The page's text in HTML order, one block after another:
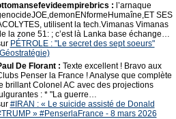
: l’arnaque
SES
utilisent la tech.Vimanas Vimanas
la zone 51: ; c’est là Lanka base échange…
PÉTROLE : "Le secret des sept soeurs"
De Florant : Texte excellent ! Bravo aux
Penser la France ! Analyse que complète
brillant Colonel AC avec des projections
: * "La guerre…
#IRAN : « Le suicide assisté de Donald
» #PenserlaFrance - 8 mars 2026